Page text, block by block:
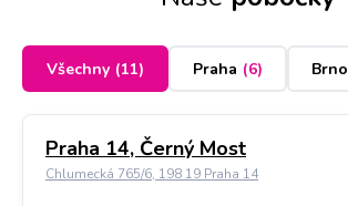
Všechny (11) Praha (6) Brno
Praha 14, Černý Most
Chlumecká 765/6, 198 19 Praha 14